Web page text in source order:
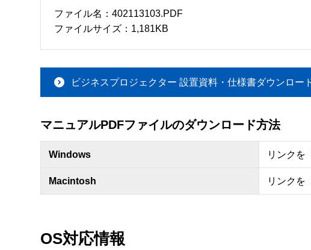
ファイル名：402113103.PDF
ファイルサイズ：1,181KB
ビジネスプロジェクター 設置資料・仕様書ダウンロー
マニュアルPDFファイルのダウンロード方法
Windows リンクを
Macintosh リンクを
OS対応情報